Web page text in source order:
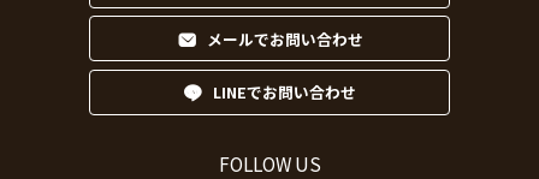
メールでお問い合わせ
LINEでお問い合わせ
FOLLOW US